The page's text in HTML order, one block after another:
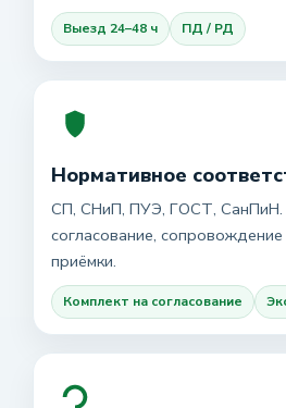
Выезд 24–48 ч ПД / РД
Нормативное
СП, СНиП, ПУЭ, ГОСТ, СанПиН.
согласование, сопровождение
приёмки.
Комплект на согласование